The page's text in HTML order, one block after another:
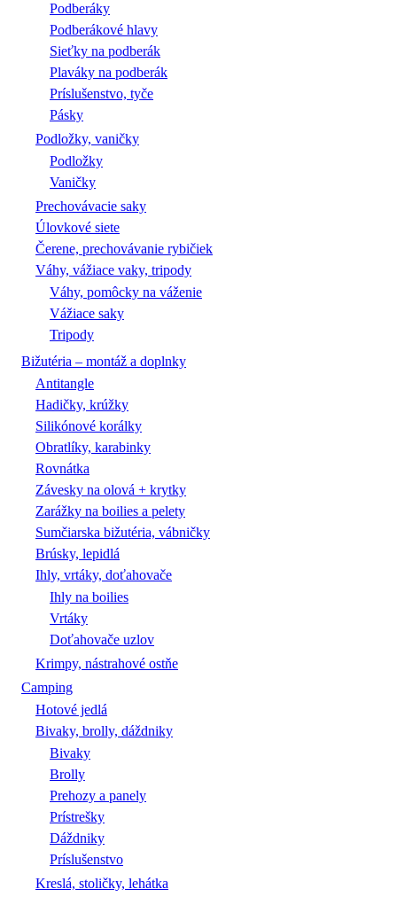
Podberáky
Podberákové hlavy
Sieťky na podberák
Plaváky na podberák
Príslušenstvo, tyče
Pásky
Podložky, vaničky
Podložky
Vaničky
Prechovávacie saky
Úlovkové siete
Čerene, prechovávanie rybičiek
Váhy, vážiace vaky, tripody
Váhy, pomôcky na váženie
Vážiace saky
Tripody
Bižutéria – montáž a doplnky
Antitangle
Hadičky, krúžky
Silikónové korálky
Obratlíky, karabinky
Rovnátka
Závesky na olová + krytky
Zarážky na boilies a pelety
Sumčiarska bižutéria, vábničky
Brúsky, lepidlá
Ihly, vrtáky, doťahovače
Ihly na boilies
Vrtáky
Doťahovače uzlov
Krimpy, nástrahové ostňe
Camping
Hotové jedlá
Bivaky, brolly, dáždniky
Bivaky
Brolly
Prehozy a panely
Prístrešky
Dáždniky
Príslušenstvo
Kreslá, stoličky, lehátka